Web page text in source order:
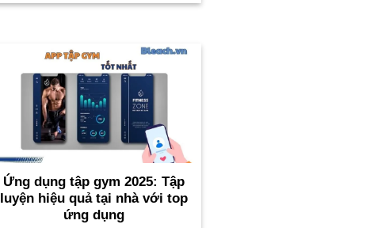
​Ứng dụng tập gym 2025: Tập
luyện hiệu quả tại nhà với top
ứng dụng